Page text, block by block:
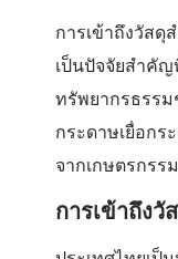
การเข้าถึงวัสดุ
เป็นปัจจัยสำคั
ทรัพยากรธรร
กระดาษเยื่อกร
จากเกษตรกรร
การเข้าถึงวั